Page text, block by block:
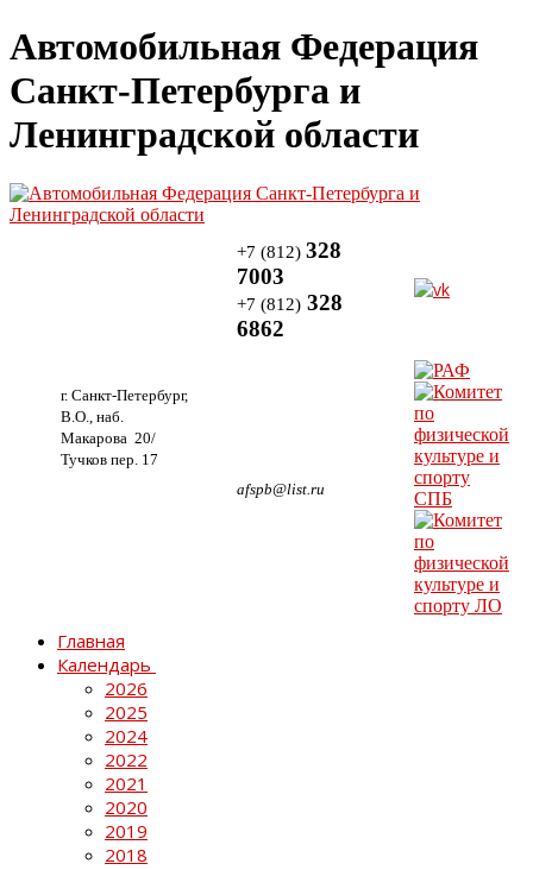
Автомобильная Федерация
Санкт-Петербурга и
Ленинградской области
г. Санкт-Петербург,
В.О., наб.
Макарова 20/
Тучков пер. 17
+7 (812) 328
7003
+7 (812) 328
6862
afspb@list.ru
Главная
Календарь
2026
2025
2024
2022
2021
2020
2019
2018